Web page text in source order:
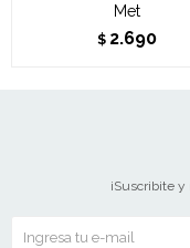
Met
$ 2.690
¡Suscribite